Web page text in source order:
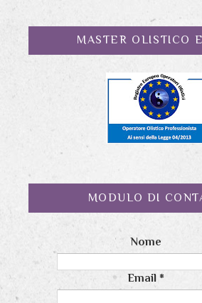
MASTER OLISTICO
MODULO DI
Nome
Email*